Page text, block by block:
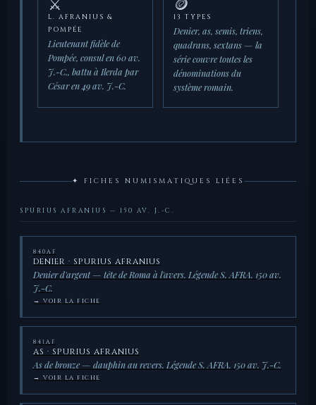
L. AFRANIUS &
POMPÉE
Lieutenant fidèle de
Pompée, consul en 60 av.
J.-C., battu à Ilerda par
César en 49 av. J.-C.
13 TYPES
Denier, as, semis, triens,
quadrans, sextans — la
série couvre toutes les
dénominations du
système romain.
✦ FICHES NUMISMATIQUES LIÉES
SPURIUS AFRANIUS — 150 AV. J.-C.
840AF
DENIER · SPURIUS AFRANIUS
Denier d'argent — tête de Roma à l'avers. Légende S. AFRA. 150 av.
J.-C.
→ VOIR LA FICHE
841AF
AS · SPURIUS AFRANIUS
As de bronze — dauphin au revers. Légende S. AFRA. 150 av. J.-C.
→ VOIR LA FICHE